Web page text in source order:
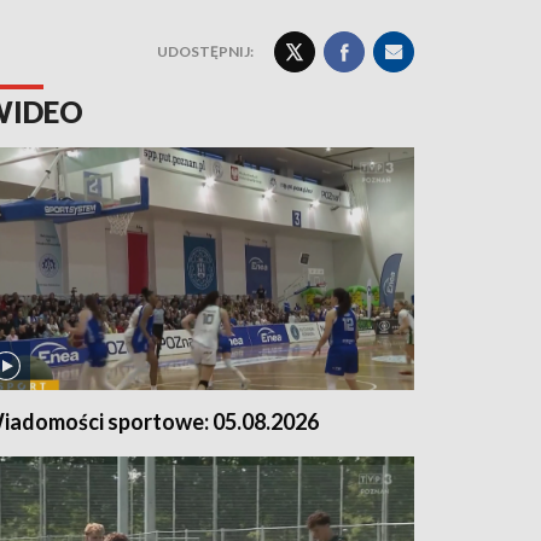
UDOSTĘPNIJ:
sportowe: 05.08.2026